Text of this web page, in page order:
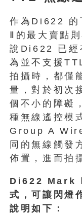
作為Di622 的
Ⅱ的最大賣點
說Di622 已經
為並不支援
拍攝時，都僅
量，對於初次
個不小的障礙
種無線遙控模
Group A
同的無線觸發
佈置，進而拍
Di622 Mark
式，可讓閃燈
說明如下：